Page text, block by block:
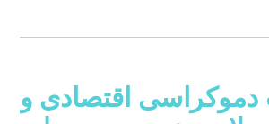
دموکراسی اقتصادی و